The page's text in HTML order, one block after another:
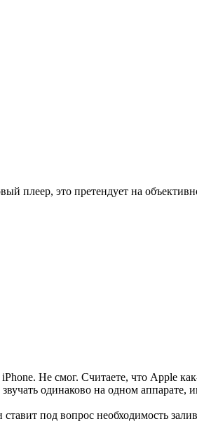
плеер, это претендует на
Не смог. Считаете, что Apple
одинаково на одном аппарате,
под вопрос необходимость